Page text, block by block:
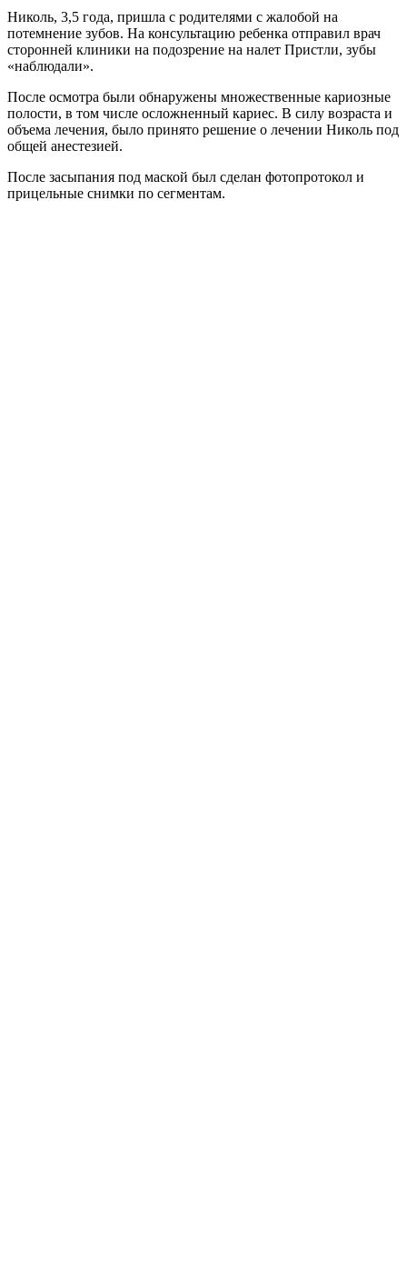
Николь, 3,5 года, пришла с родителями с жалобой на
потемнение зубов. На консультацию ребенка отправил врач
сторонней клиники на подозрение на налет Пристли, зубы
«наблюдали».
После осмотра были обнаружены множественные кариозные
полости, в том числе осложненный кариес. В силу возраста и
объема лечения, было принято решение о лечении Николь под
общей анестезией.
После засыпания под маской был сделан фотопротокол и
прицельные снимки по сегментам.